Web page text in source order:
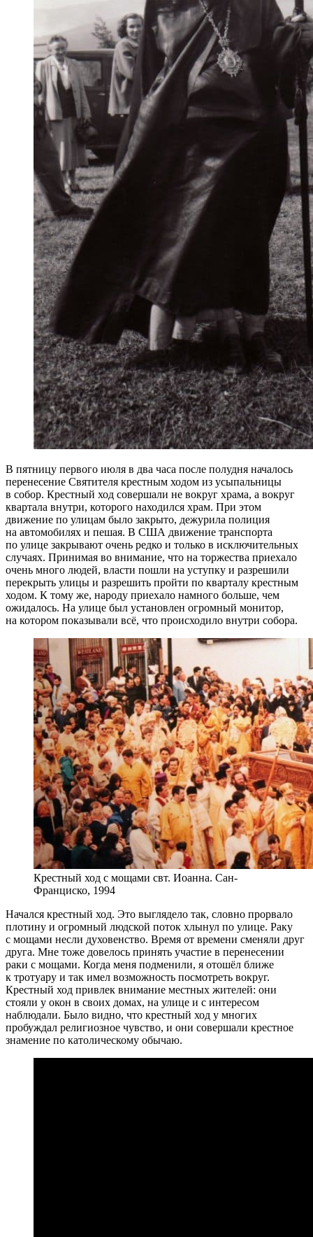
В пятницу первого июля в два часа после полудня началось
перенесение Святителя крестным ходом из усыпальницы
в собор. Крестный ход совершали не вокруг храма, а вокруг
квартала внутри, которого находился храм. При этом
движение по улицам было закрыто, дежурила полиция
на автомобилях и пешая. В США движение транспорта
по улице закрывают очень редко и только в исключительных
случаях. Принимая во внимание, что на торжества приехало
очень много людей, власти пошли на уступку и разрешили
перекрыть улицы и разрешить пройти по кварталу крестным
ходом. К тому же, народу приехало намного больше, чем
ожидалось. На улице был установлен огромный монитор,
на котором показывали всё, что происходило внутри собора.
Крестный ход с мощами свт. Иоанна. Сан-
Франциско, 1994
Начался крестный ход. Это выглядело так, словно прорвало
плотину и огромный людской поток хлынул по улице. Раку
с мощами несли духовенство. Время от времени сменяли друг
друга. Мне тоже довелось принять участие в перенесении
раки с мощами. Когда меня подменили, я отошёл ближе
к тротуару и так имел возможность посмотреть вокруг.
Крестный ход привлек внимание местных жителей: они
стояли у окон в своих домах, на улице и с интересом
наблюдали. Было видно, что крестный ход у многих
пробуждал религиозное чувство, и они совершали крестное
знамение по католическому обычаю.